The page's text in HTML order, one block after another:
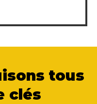
tous
clés